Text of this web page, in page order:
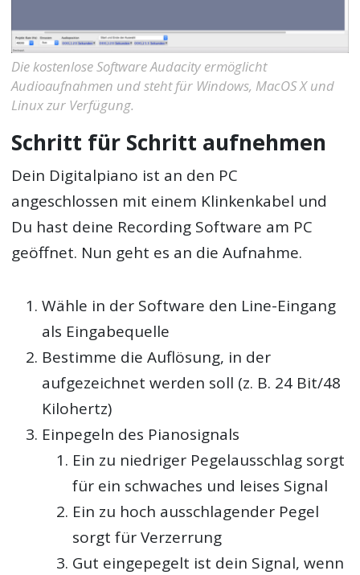
Die kostenlose Software Audacity ermöglicht
Audioaufnahmen und steht für Windows, MacOS X und
Linux zur Verfügung.
Schritt für Schritt aufnehmen
Dein Digitalpiano ist an den PC
angeschlossen mit einem Klinkenkabel und
Du hast deine Recording Software am PC
geöffnet. Nun geht es an die Aufnahme.
Wähle in der Software den Line-Eingang
als Eingabequelle
Bestimme die Auflösung, in der
aufgezeichnet werden soll (z. B. 24 Bit/48
Kilohertz)
Einpegeln des Pianosignals
Ein zu niedriger Pegelausschlag sorgt
für ein schwaches und leises Signal
Ein zu hoch ausschlagender Pegel
sorgt für Verzerrung
Gut eingepegelt ist dein Signal, wenn